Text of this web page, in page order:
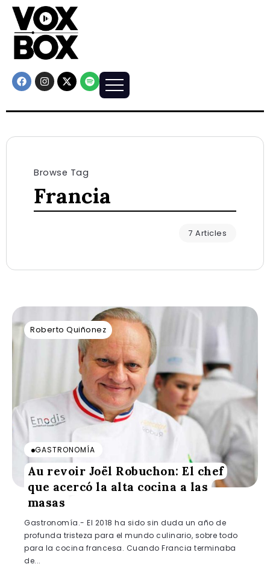
Browse Tag
Francia
7 Articles
Roberto Quiñonez
GASTRONOMÍA
Au revoir Joël Robuchon: El chef
que acercó la alta cocina a las
masas
Gastronomía.- El 2018 ha sido sin duda un año de
profunda tristeza para el mundo culinario, sobre todo
para la cocina francesa. Cuando Francia terminaba
de...